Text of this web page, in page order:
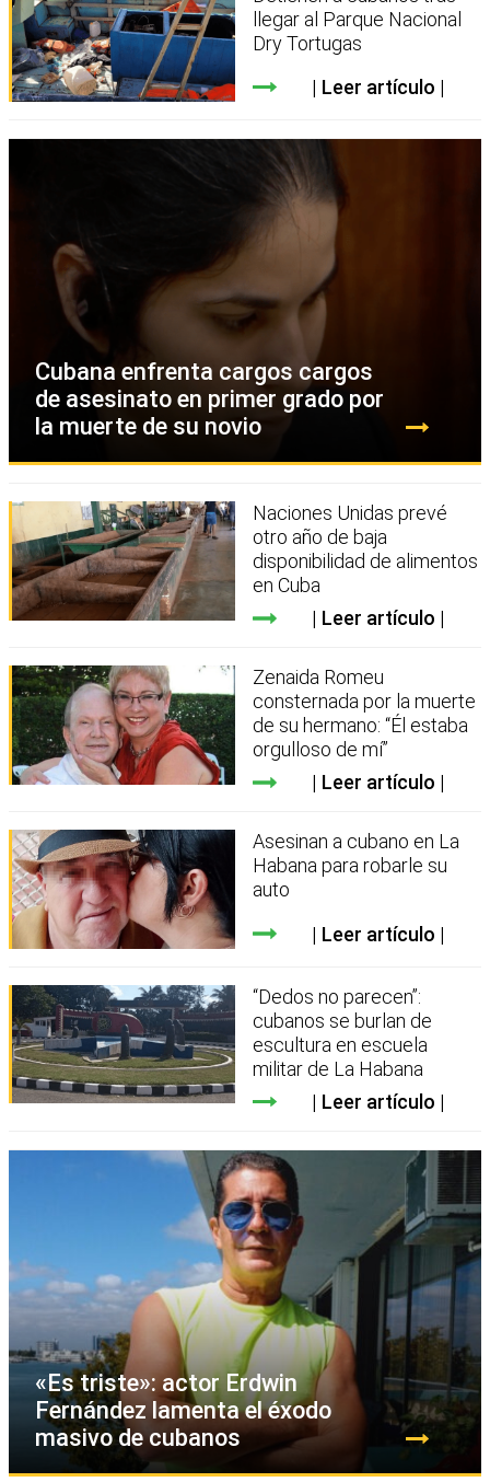
llegar al Parque Nacional
Dry Tortugas
Leer artículo
Cubana enfrenta cargos cargos
de asesinato en primer grado por
la muerte de su novio
Naciones Unidas prevé
otro año de baja
disponibilidad de alimentos
en Cuba
Leer artículo
Zenaida Romeu
consternada por la muerte
de su hermano: “Él estaba
orgulloso de mí”
Leer artículo
Asesinan a cubano en La
Habana para robarle su
auto
Leer artículo
“Dedos no parecen”:
cubanos se burlan de
escultura en escuela
militar de La Habana
Leer artículo
«Es triste»: actor Erdwin
Fernández lamenta el éxodo
masivo de cubanos